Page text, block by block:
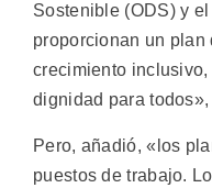
Sostenible (ODS) y
proporcionan un plan
crecimiento
dignidad para
Pero, añadió, «los
puestos de trabajo.